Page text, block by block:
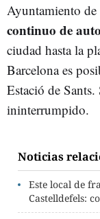
Ayuntamiento de
continuo de
ciudad hasta la
Barcelona es
Estació de
ininterrumpido.
Noticias
Este local de
Castelldefels: